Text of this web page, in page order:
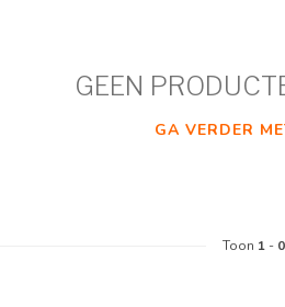
GEEN
GA VERDER
Toon 1 - 0